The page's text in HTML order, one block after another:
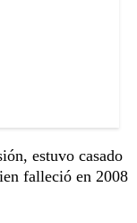
estuvo casado
falleció en 2008